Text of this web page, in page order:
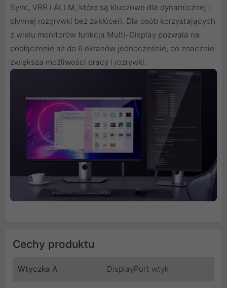
Sync, VRR i ALLM, które są kluczowe dla dynamicznej i
płynnej rozgrywki bez zakłóceń. Dla osób korzystających
z wielu monitorów funkcja Multi-Display pozwala na
podłączenie aż do 6 ekranów jednocześnie, co znacznie
zwiększa możliwości pracy i rozrywki.
Cechy produktu
Wtyczka A DisplayPort wtyk